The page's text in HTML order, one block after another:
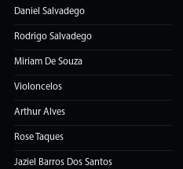
Daniel Salvadego
Rodrigo Salvadego
Miriam De Souza
Violoncelos
Arthur Alves
Rose Taques
Jaziel Barros Dos Santos